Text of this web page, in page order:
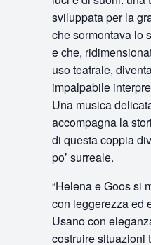
sviluppata per la
che sormontava lo
e che,
uso teatrale,
impalpabile
Una musica
accompagna la
di questa coppia
po’ surreale.
“Helena e Goos si
con leggerezza ed
Usano con
costruire situazioni